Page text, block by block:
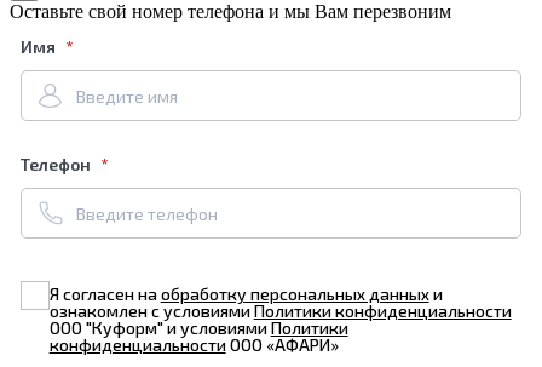
Оставьте свой номер телефона и мы Вам перезвоним
Имя
Телефон
Я согласен наобработку персональных данныхи
ознакомлен с условиямиПолитики конфиденциальности
ООО "Куформ" и условиямиПолитики
конфиденциальностиООО «АФАРИ»